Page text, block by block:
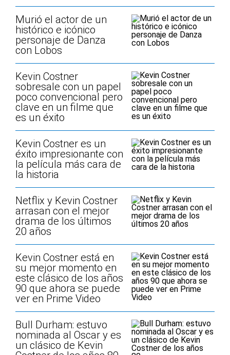
Murió el actor de un
histórico e icónico
personaje de Danza
con Lobos
Kevin Costner
sobresale con un papel
poco convencional pero
clave en un filme que
es un éxito
Kevin Costner es un
éxito impresionante con
la película más cara de
la historia
Netflix y Kevin Costner
arrasan con el mejor
drama de los últimos
20 años
Kevin Costner está en
su mejor momento en
este clásico de los años
90 que ahora se puede
ver en Prime Video
Bull Durham: estuvo
nominada al Oscar y es
un clásico de Kevin